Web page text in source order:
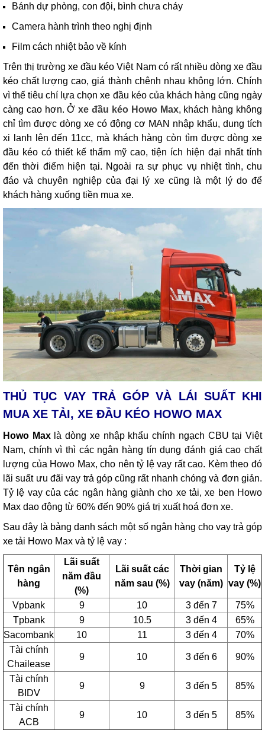
Bánh dự phòng, con đội, bình chưa cháy
Camera hành trình theo nghị định
Film cách nhiệt bảo về kính
Trên thị trường xe đầu kéo Việt Nam có rất nhiều dòng xe đầu
kéo chất lượng cao, giá thành chênh nhau không lớn. Chính
vì thế tiêu chí lựa chọn xe đầu kéo của khách hàng cũng ngày
càng cao hơn. Ởxe đầu kéo Howo Max, khách hàng không
chỉ tìm được dòng xe có động cơ MAN nhập khẩu, dung tích
xi lanh lên đến 11cc, mà khách hàng còn tìm được dòng xe
đầu kéo có thiết kế thẩm mỹ cao, tiện ích hiện đại nhất tính
đến thời điểm hiện tại. Ngoài ra sự phục vụ nhiệt tình, chu
đáo và chuyên nghiệp của đại lý xe cũng là một lý do để
khách hàng xuống tiền mua xe.
THỦ TỤC VAY TRẢ GÓP VÀ LÁI SUẤT KHI
MUA XE TẢI, XE ĐẦU KÉO HOWO MAX
Howo Maxlà dòng xe nhập khẩu chính ngạch CBU tại Việt
Nam, chính vì thì các ngân hàng tín dụng đánh giá cao chất
lượng của Howo Max, cho nên tỷ lệ vay rất cao. Kèm theo đó
lãi suất ưu đãi vay trả góp cũng rất nhanh chóng và đơn giản.
Tỷ lệ vay của các ngân hàng giành cho xe tải, xe ben Howo
Max dao động từ 60% đến 90% giá trị xuất hoá đơn xe.
Sau đây là bảng danh sách một số ngân hàng cho vay trả góp
xe tải Howo Max và tỷ lệ vay :
Tên ngân
hàng
Lãi suất
năm đầu
(%)
Lãi suất các
năm sau (%)
Thời gian
vay (năm)
Tỷ lệ
vay (%)
Vpbank 9 10 3 đến 7
75%
Tpbank
9 10.5 3 đến 4
65%
Sacombank
10 11 3 đến 4
70%
Tài chính
Chailease
9 10 3 đến 6 90%
Tài chính
BIDV
9 9 3 đến 5 85%
Tài chính
ACB
9 10 3 đến 5 85%